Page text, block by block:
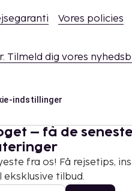
Vores policies
Tilmeld dig vores
indstillinger
– få de seneste
fra os! Få rejsetips,
eksklusive tilbud.